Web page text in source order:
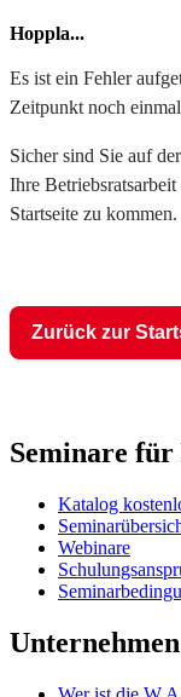
Hoppla...
Es ist ein Fehler
Zeitpunkt noch
Sicher sind Sie auf
Ihre
Startseite zu kommen.
Zurück zur
Seminare
Katalog
Webinare
Unternehmen